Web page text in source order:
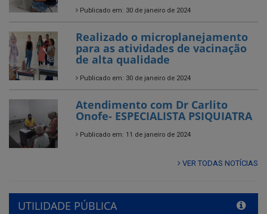
Publicado em: 30 de janeiro de 2024
Realizado o microplanejamento
para as atividades de vacinação
de alta qualidade
Publicado em: 30 de janeiro de 2024
Atendimento com Dr Carlito
Onofe- ESPECIALISTA PSIQUIATRA
Publicado em: 11 de janeiro de 2024
VER TODAS NOTÍCIAS
UTILIDADE PÚBLICA